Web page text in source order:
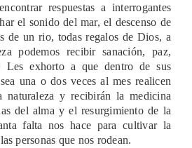
respuestas a interrogantes
el sonido del mar, el descenso de
de un rio, todas regalos de Dios, a
podemos recibir sanación, paz,
Les exhorto a que dentro de sus
una o dos veces al mes realicen
naturaleza y recibirán la medicina
del alma y el resurgimiento de la
falta nos hace para cultivar la
personas que nos rodean.